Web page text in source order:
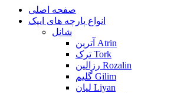
صفحه اصلی
انواع پارچه های ایپک
شانل
آترین Atrin
ترک Tork
رزالین Rozalin
گلیم Gilim
لیان Liyan